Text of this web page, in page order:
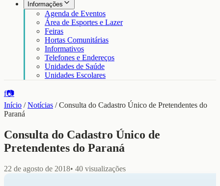
Informações
Agenda de Eventos
Área de Esportes e Lazer
Feiras
Hortas Comunitárias
Informativos
Telefones e Endereços
Unidades de Saúde
Unidades Escolares
f📷
Início /Notícias /Consulta do Cadastro Único de Pretendentes do
Paraná
Consulta do Cadastro Único de
Pretendentes do Paraná
22 de agosto de 2018• 40 visualizações